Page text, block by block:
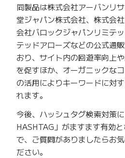
同製品は株式会社アーバンリ
堂ジャパン株式会社、株式会
会社バロックジャパンリミテ
テッドアローズなどの公式通
おり、サイト内の回遊率向上
を促すほか、オーガニックな
の活用によりキーワードに対
れます。
今後、ハッシュタグ検索対策
HASHTAG」がますます有効
で、ご質問がありましたらお
ださい。